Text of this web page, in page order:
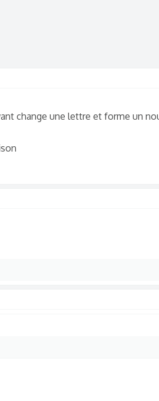
change une lettre et forme un